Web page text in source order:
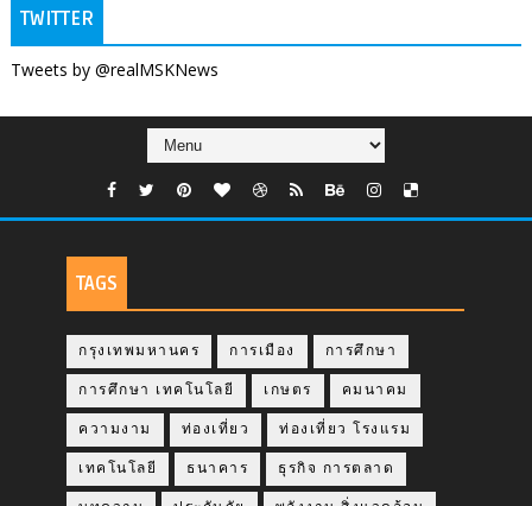
TWITTER
Tweets by @realMSKNews
TAGS
กรุงเทพมหานคร การเมือง การศึกษา
การศึกษา เทคโนโลยี เกษตร คมนาคม
ความงาม ท่องเที่ยว ท่องเที่ยว โรงแรม
เทคโนโลยี ธนาคาร ธุรกิจ การตลาด